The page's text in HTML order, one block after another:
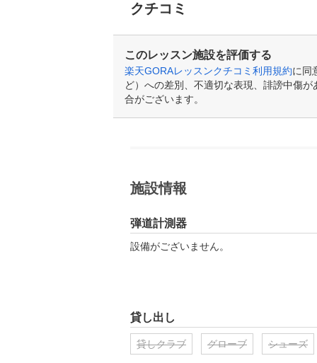
クチコミ
このレッスン施設を評価する
楽天GORAレッスンクチコミ利用規約に同
ど）への差別、不適切な表現、誹謗中傷
合がございます。
施設情報
弾道計測器
設備がございません。
貸し出し
貸しクラブ グローブ シューズ